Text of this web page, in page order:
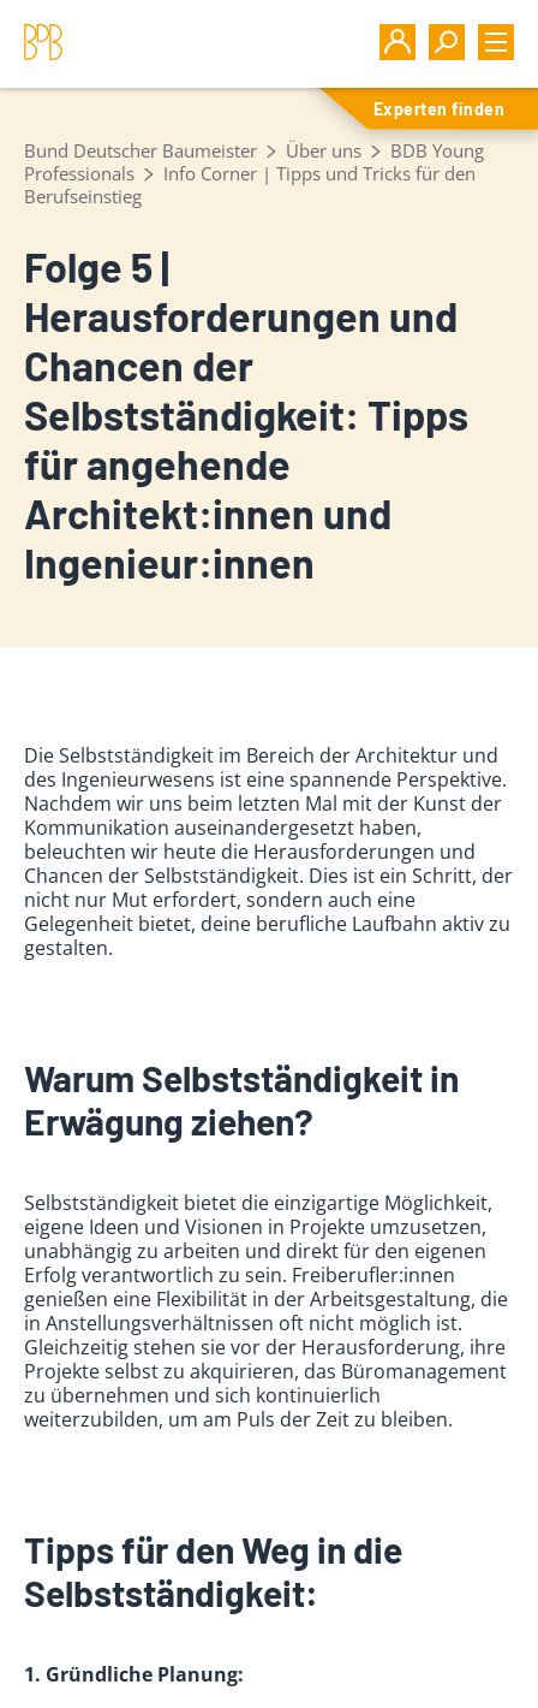
Experten finden
Bund Deutscher Baumeister Über uns
BDB Young
Professionals
Info Corner | Tipps und Tricks für den
Berufseinstieg
Folge 5 |
Herausforderungen und
Chancen der
Selbstständigkeit: Tipps
für angehende
Architekt:innen und
Ingenieur:innen
Die Selbstständigkeit im Bereich der Architektur und
des Ingenieurwesens ist eine spannende Perspektive.
Nachdem wir uns beim letzten Mal mit der Kunst der
Kommunikation auseinandergesetzt haben,
beleuchten wir heute die Herausforderungen und
Chancen der Selbstständigkeit. Dies ist ein Schritt, der
nicht nur Mut erfordert, sondern auch eine
Gelegenheit bietet, deine berufliche Laufbahn aktiv zu
gestalten.
Warum Selbstständigkeit in
Erwägung ziehen?
Selbstständigkeit bietet die einzigartige Möglichkeit,
eigene Ideen und Visionen in Projekte umzusetzen,
unabhängig zu arbeiten und direkt für den eigenen
Erfolg verantwortlich zu sein. Freiberufler:innen
genießen eine Flexibilität in der Arbeitsgestaltung, die
in Anstellungsverhältnissen oft nicht möglich ist.
Gleichzeitig stehen sie vor der Herausforderung, ihre
Projekte selbst zu akquirieren, das Büromanagement
zu übernehmen und sich kontinuierlich
weiterzubilden, um am Puls der Zeit zu bleiben.
Tipps für den Weg in die
Selbstständigkeit:
1. Gründliche Planung: